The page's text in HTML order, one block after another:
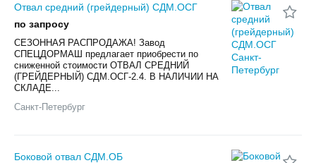
Отвал средний (грейдерный) СДМ.ОСГ
по запросу
СЕЗОННАЯ РАСПРОДАЖА! Завод
СПЕЦДОРМАШ предлагает приобрести по
сниженной стоимости ОТВАЛ СРЕДНИЙ
(ГРЕЙДЕРНЫЙ) СДМ.ОСГ-2.4. В НАЛИЧИИ НА
СКЛАДЕ...
Санкт-Петербург
Боковой отвал СДМ.ОБ